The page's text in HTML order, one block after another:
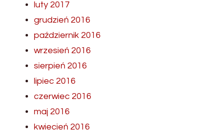
luty 2017
grudzień 2016
październik 2016
wrzesień 2016
sierpień 2016
lipiec 2016
czerwiec 2016
maj 2016
kwiecień 2016